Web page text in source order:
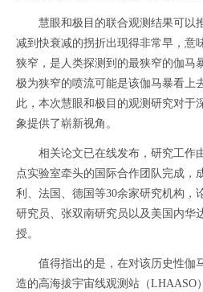
慧眼和极目的联合观测结果可以
减到快衰减的拐折出现得非常早，意
狭窄，是人类探测到的最狭窄的伽马
极为狭窄的喷流可能是该伽马暴看上
此，本次慧眼和极目的观测研究对于
象提供了崭新视角。
相关论文已在线发布，研究工作
点实验室牵头的国际合作团队完成，
利、法国、德国等30余家研究机构，
研究员、张双南研究员以及美国内华
授。
值得指出的是，在对该历史性伽
造的高海拔宇宙线观测站（LHAASO